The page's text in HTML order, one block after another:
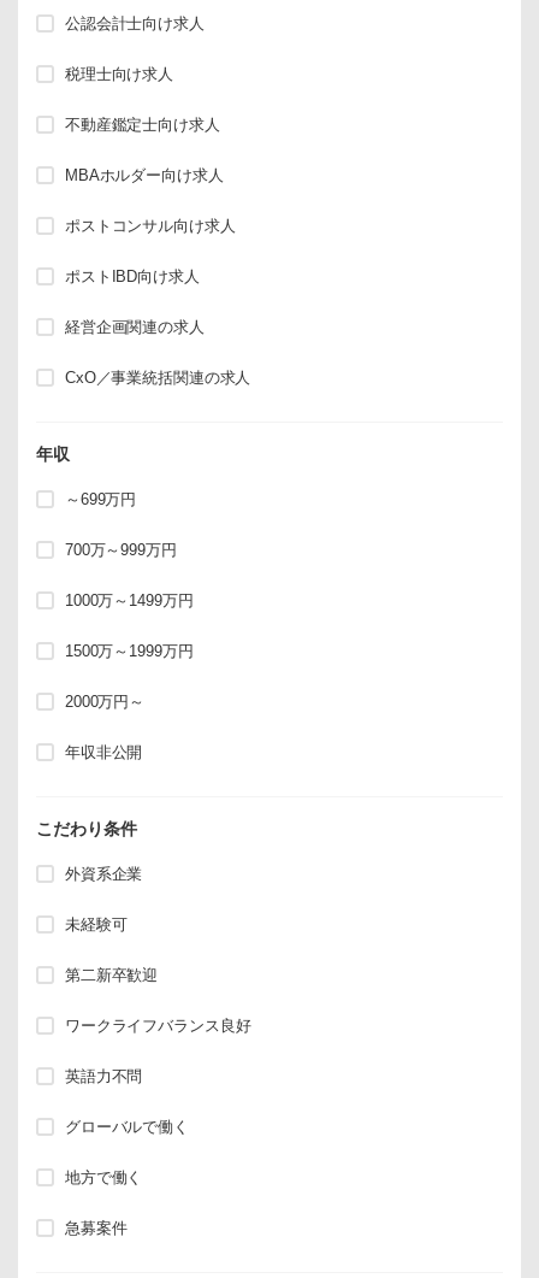
公認会計士向け求人
税理士向け求人
不動産鑑定士向け求人
MBAホルダー向け求人
ポストコンサル向け求人
ポストIBD向け求人
経営企画関連の求人
CxO／事業統括関連の求人
年収
～699万円
700万～999万円
1000万～1499万円
1500万～1999万円
2000万円～
年収非公開
こだわり条件
外資系企業
未経験可
第二新卒歓迎
ワークライフバランス良好
英語力不問
グローバルで働く
地方で働く
急募案件